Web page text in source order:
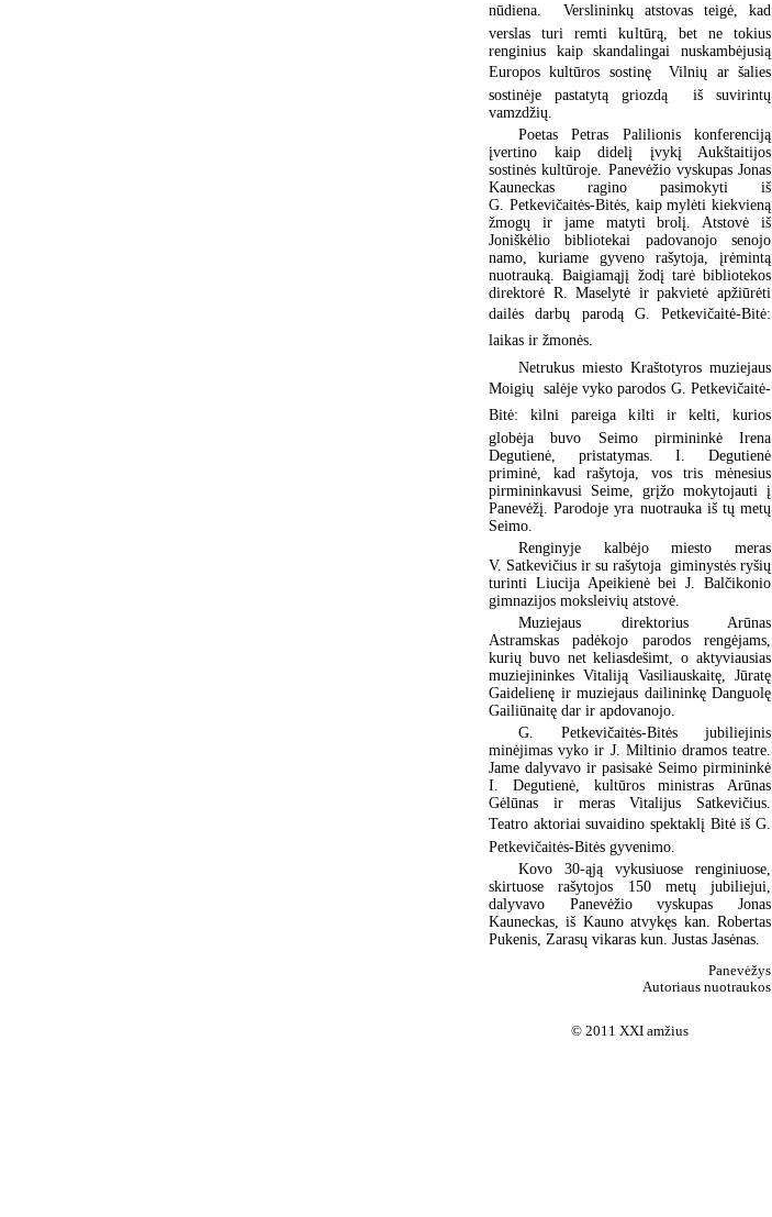
nūdiena. Verslininkų atstovas teigė, kad
verslas turi remti kultūrą, bet ne tokius
renginius kaip skandalingai nuskambėjusią
Europos kultūros sostinę  Vilnių ar šalies
sostinėje pastatytą griozdą iš suvirintų
vamzdžių.
Poetas Petras Palilionis konferenciją
įvertino kaip didelį įvykį Aukštaitijos
sostinės kultūroje. Panevėžio vyskupas Jonas
Kauneckas ragino pasimokyti iš
G. Petkevičaitės-Bitės, kaip mylėti kiekvieną
žmogų ir jame matyti brolį. Atstovė iš
Joniškėlio bibliotekai padovanojo senojo
namo, kuriame gyveno rašytoja, įrėmintą
nuotrauką. Baigiamąjį žodį tarė bibliotekos
direktorė R. Maselytė ir pakvietė apžiūrėti
dailės darbų parodą G. Petkevičaitė-Bitė:
laikas ir žmonės.
Netrukus miesto Kraštotyros muziejaus
Moigių salėje vyko parodos G. Petkevičaitė-
Bitė: kilni pareiga kilti ir kelti, kurios
globėja buvo Seimo pirmininkė Irena
Degutienė, pristatymas. I. Degutienė
priminė, kad rašytoja, vos tris mėnesius
pirmininkavusi Seime, grįžo mokytojauti į
Panevėžį. Parodoje yra nuotrauka iš tų metų
Seimo.
Renginyje kalbėjo miesto meras
V. Satkevičius ir su rašytoja giminystės ryšių
turinti Liucija Apeikienė bei J. Balčikonio
gimnazijos moksleivių atstovė.
Muziejaus direktorius Arūnas
Astramskas padėkojo parodos rengėjams,
kurių buvo net keliasdešimt, o aktyviausias
muziejininkes Vitaliją Vasiliauskaitę, Jūratę
Gaidelienę ir muziejaus dailininkę Danguolę
Gailiūnaitę dar ir apdovanojo.
G. Petkevičaitės-Bitės jubiliejinis
minėjimas vyko ir J. Miltinio dramos teatre.
Jame dalyvavo ir pasisakė Seimo pirmininkė
I. Degutienė, kultūros ministras Arūnas
Gėlūnas ir meras Vitalijus Satkevičius.
Teatro aktoriai suvaidino spektaklį Bitė iš G.
Petkevičaitės-Bitės gyvenimo.
Kovo 30-ąją vykusiuose renginiuose,
skirtuose rašytojos 150 metų jubiliejui,
dalyvavo Panevėžio vyskupas Jonas
Kauneckas, iš Kauno atvykęs kan. Robertas
Pukenis, Zarasų vikaras kun. Justas Jasėnas.
Panevėžys
Autoriaus nuotraukos
© 2011 XXI amžius